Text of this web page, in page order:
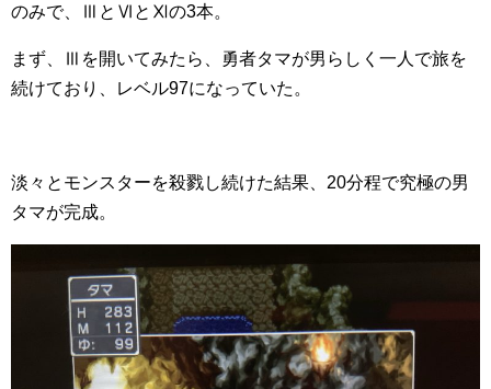
のみで、ⅢとⅥとⅪの3本。
まず、Ⅲを開いてみたら、勇者タマが男らしく一人で旅を
続けており、レベル97になっていた。
淡々とモンスターを殺戮し続けた結果、20分程で究極の男
タマが完成。